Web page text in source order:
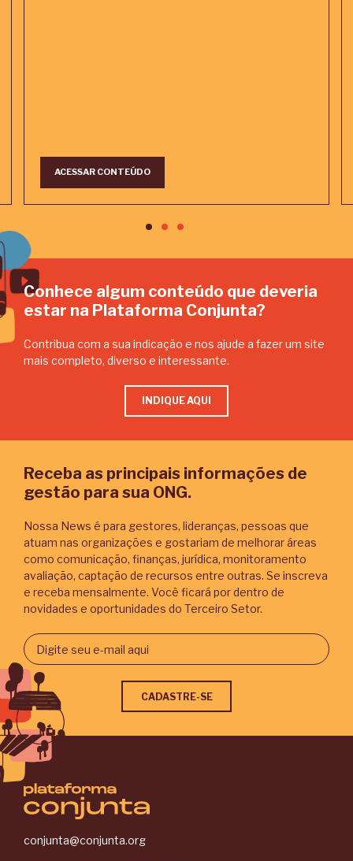
ACESSAR CONTEÚDO
Conhece algum conteúdo que deveria
estar na Plataforma Conjunta?
Contribua com a sua indicação e nos ajude a fazer um site
mais completo, diverso e interessante.
INDIQUE AQUI
Receba as principais informações de
gestão para sua ONG.
Nossa News é para gestores, lideranças, pessoas que
atuam nas organizações e gostariam de melhorar áreas
como comunicação, finanças, jurídica, monitoramento
avaliação, captação de recursos entre outras. Se inscreva
e receba mensalmente. Você ficará por dentro de
novidades e oportunidades do Terceiro Setor.
conjunta@conjunta.org